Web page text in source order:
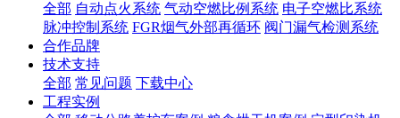
全部 自动点火系统 气动空燃比例系统 电子空燃比系统
脉冲控制系统 FGR烟气外部再循环 阀门漏气检测系统
合作品牌
技术支持
全部 常见问题 下载中心
工程实例